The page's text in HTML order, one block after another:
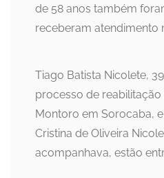
de 58 anos também
receberam atendimento
Tiago Batista Nicolete,
processo de
Montoro em Sorocaba,
Cristina de Oliveira
acompanhava, estão